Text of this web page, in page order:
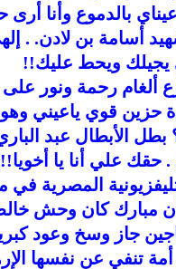
أسامة بن لادن. .
يجيلك ويحط عليك!!
ألغام رحمة ونور
قوي ياعيني وهو
بطل الأبطال عبد
حقك علي أنا يا أخويا!!
المصرية في
أن مبارك كان وحش
جاز وسخ وعود
تنفي عن نفسها